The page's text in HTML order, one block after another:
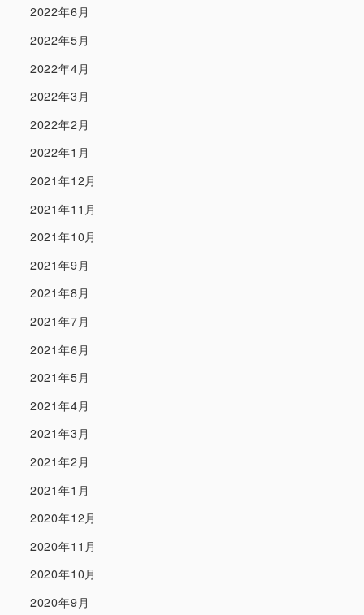
2022年6月
2022年5月
2022年4月
2022年3月
2022年2月
2022年1月
2021年12月
2021年11月
2021年10月
2021年9月
2021年8月
2021年7月
2021年6月
2021年5月
2021年4月
2021年3月
2021年2月
2021年1月
2020年12月
2020年11月
2020年10月
2020年9月